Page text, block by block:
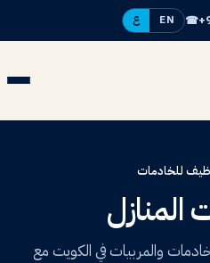
☎
EN ع
للخادمات
المنازل
والمربيات في الكويت مع